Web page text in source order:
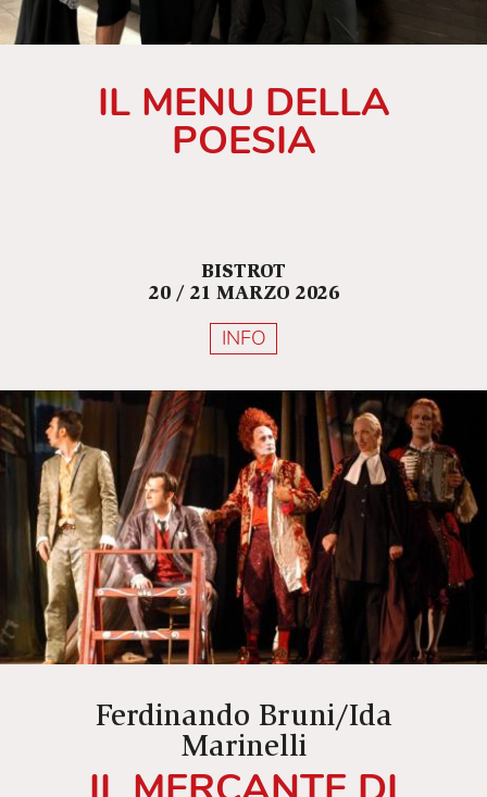
IL MENU DELLA
POESIA
BISTROT
20 / 21 MARZO 2026
INFO
Ferdinando Bruni/Ida
Marinelli